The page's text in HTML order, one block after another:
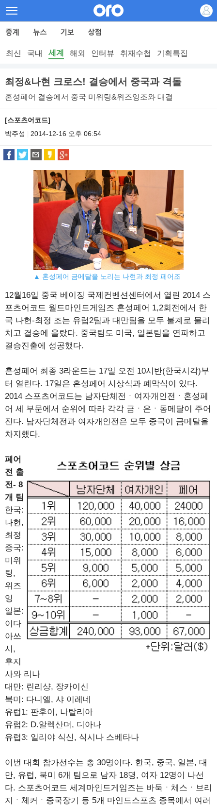
최신 국내 세계 해외 인터뷰 취재수첩 기획특집
최정&나현 크로스! 결승에서 중국과 격돌
혼성페어 결승에서 중국 미위팅&위즈잉조와 대결
[스포츠어코드]
박주성
2014-12-16 오후 06:54
▲ 혼성페어 금메달을 노리는 나현과 최정 페어조
12월16일 중국 베이징 국제컨벤션센터에서 열린 2014 스
포츠어코드 월드마인드게임즈 혼성페어 1,2회전에서 한
국 나현-최정 조는 유럽2팀과 대만팀을 모두 불계로 물리
치고 결승에 올랐다. 중국팀도 미국, 일본팀을 연파하고
결승진출에 성공했다.
혼성페어 최종 3라운드는 17일 오전 10시반(한국시각)부
터 열린다. 17일은 혼성페어 시상식과 폐막식이 있다.
2014 스포츠어코드는 남자단체전ㆍ여자개인전ㆍ혼성페
어 세 부문에서 순위에 따라 각각 금ㆍ은ㆍ동메달이 주어
진다. 남자단체전과 여자개인전은 모두 중국이 금메달을
차지했다.
페어
전 출
전- 8
개 팀
한국:
나현,
최정
중국:
미위
팅,
위즈
잉
일본:
이다
아쓰
시,
후지
사와 리나
대만: 린리샹, 장카이신
북미: 다니엘, 샤 이레네
유럽1: 판후이, 나탈리아
유럽2: D.알렉산더, 디아나
유럽3: 일리야 식신, 식시나 스베타나
이번 대회 참가선수는 총 30명이다. 한국, 중국, 일본, 대
만, 유럽, 북미 6개 팀으로 남자 18명, 여자 12명이 나선
다. 스포츠어코드 세계마인드게임즈는 바둑ㆍ체스ㆍ브리
지ㆍ체커ㆍ중국장기 등 5개 마인드스포츠 종목에서 여러